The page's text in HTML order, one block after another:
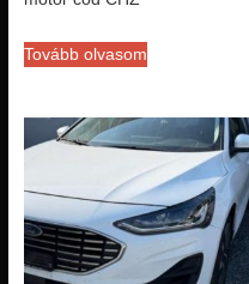
Tovább olvasom